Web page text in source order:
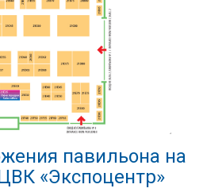
павильона на
«Экспоцентр»